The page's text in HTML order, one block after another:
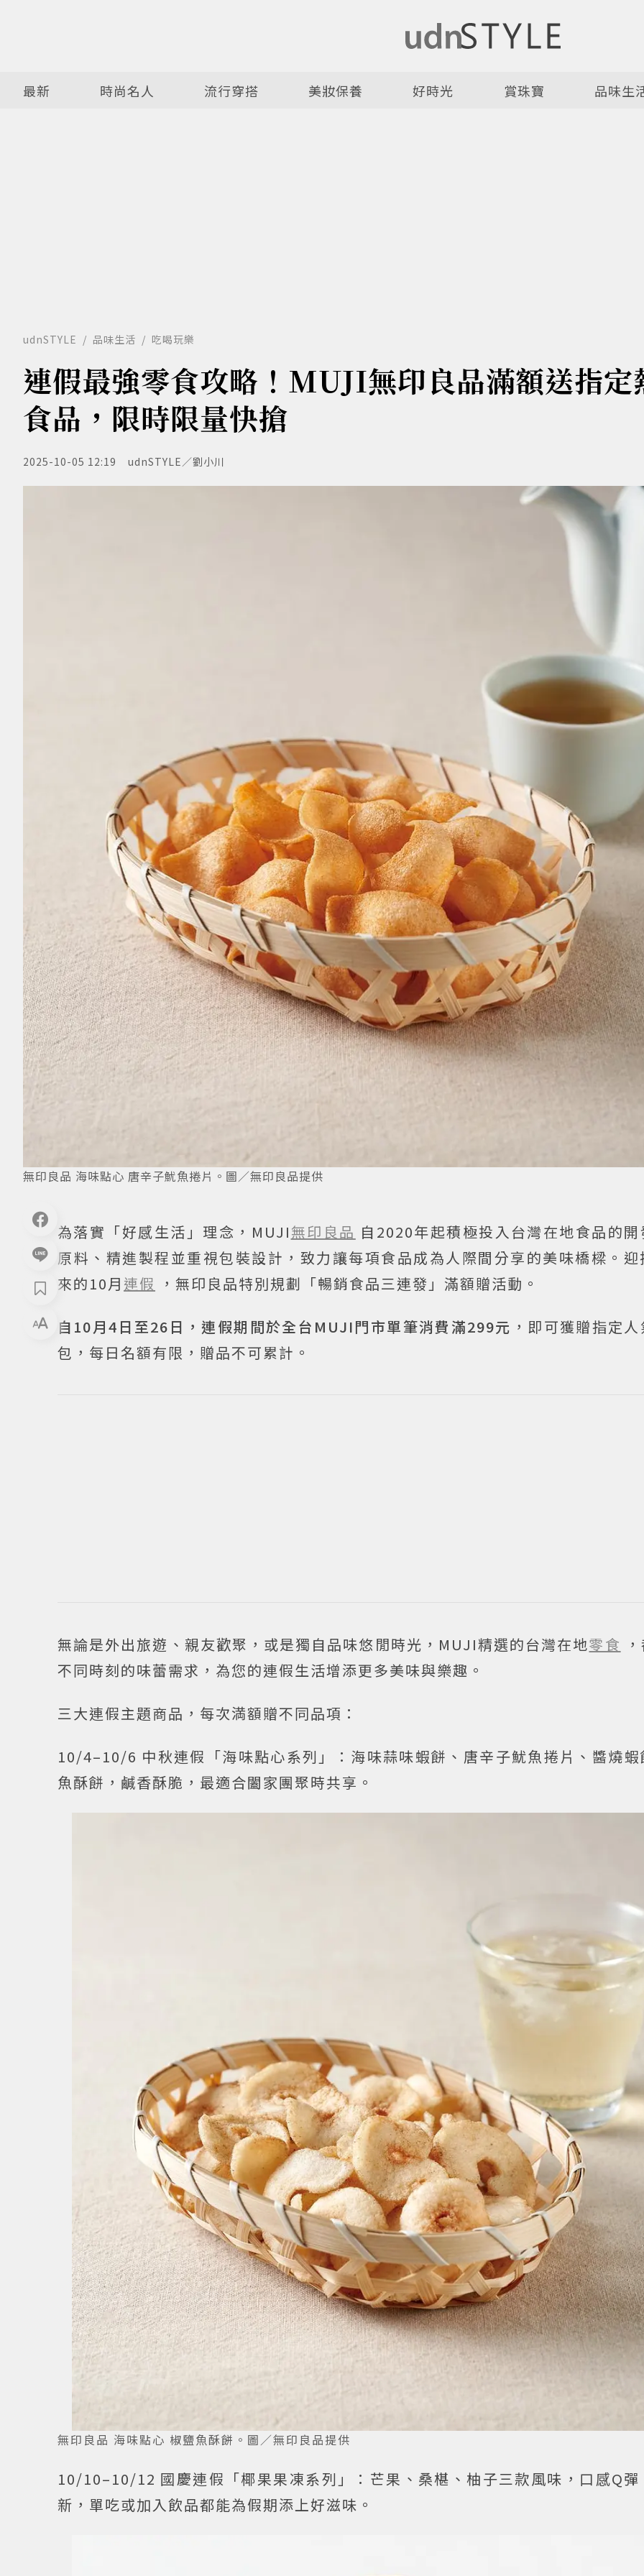
最新 時尚名人 流行穿搭 美妝保養 好時光 賞珠寶 品味生
udnSTYLE 品味生活 吃喝玩樂
連假最強零食攻略！MUJI無印良品滿額送指定
食品，限時限量快搶
2025-10-05 12:19 udnSTYLE／劉小川
無印良品 海味點心 唐辛子魷魚捲片。圖／無印良品提供
為落實「好感生活」理念，MUJI無印良品 自2020年起積極投入台灣在地食品的
原料、精進製程並重視包裝設計，致力讓每項食品成為人際間分享的美味橋樑。
來的10月 連假 ，無印良品特別規劃「暢銷食品三連發」滿額贈活動。
自10月4日至26日，連假期間於全台MUJI門市單筆消費滿299元 ，即可獲贈指定
包，每日名額有限，贈品不可累計。
無論是外出旅遊、親友歡聚，或是獨自品味悠閒時光，MUJI精選的台灣在地零食
不同時刻的味蕾需求，為您的連假生活增添更多美味與樂趣。
三大連假主題商品，每次満額贈不同品項：
10/4–10/6 中秋連假「海味點心系列」：海味蒜味蝦餅、唐辛子魷魚捲片、醬燒
魚酥餅，鹹香酥脆，最適合闔家團聚時共享。
無印良品 海味點心 椒鹽魚酥餅。圖／無印良品提供
10/10–10/12 國慶連假「椰果果凍系列」：芒果、桑椹、柚子三款風味，口感Q
新，單吃或加入飲品都能為假期添上好滋味。